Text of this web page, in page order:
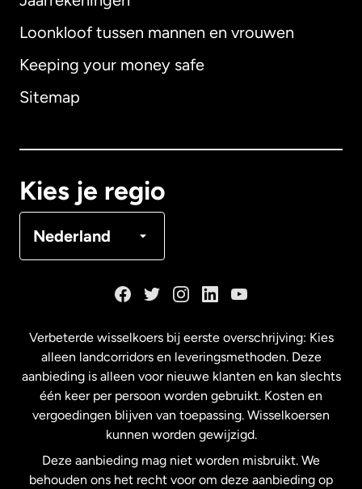
Loonkloof tussen mannen en vrouwen
Keeping your money safe
Sitemap
Kies je regio
Nederland
Australië
Maleisië
Nederland
Nieuw-Zeeland
Verbeterde wisselkoers bij eerste overschrijving: Kies
alleen landcorridors en leveringsmethoden. Deze
aanbieding is alleen voor nieuwe klanten en kan slechts
één keer per persoon worden gebruikt. Kosten en
vergoedingen blijven van toepassing. Wisselkoersen
kunnen worden gewijzigd.
Deze aanbieding mag niet worden misbruikt. We
behouden ons het recht voor om deze aanbieding op